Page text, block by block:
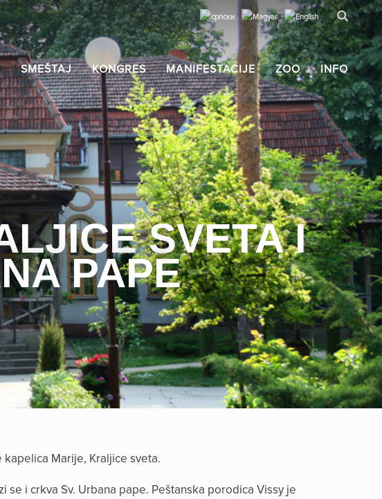
SMEŠTAJ KONGRES MANIFESTACIJE ZOO INFO
SVETA I
PAPE
Marije, Kraljice sveta.
i crkva Sv. Urbana pape. Peštanska porodica Vissy je